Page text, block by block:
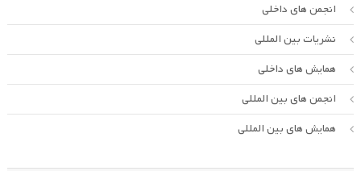
انجمن های داخلی
نشریات بین المللی
همایش های داخلی
انجمن های بین المللی
همایش های بین المللی